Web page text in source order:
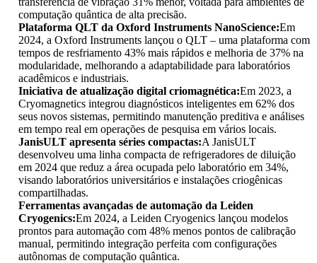
computação quântica de alta precisão.
Plataforma QLT da Oxford Instruments NanoScience:Em
2024, a Oxford Instruments lançou o QLT – uma plataforma com
tempos de resfriamento 43% mais rápidos e melhoria de 37% na
modularidade, melhorando a adaptabilidade para laboratórios
acadêmicos e industriais.
Iniciativa de atualização digital criomagnética:Em 2023, a
Cryomagnetics integrou diagnósticos inteligentes em 62% dos
seus novos sistemas, permitindo manutenção preditiva e análises
em tempo real em operações de pesquisa em vários locais.
JanisULT apresenta séries compactas:A JanisULT
desenvolveu uma linha compacta de refrigeradores de diluição
em 2024 que reduz a área ocupada pelo laboratório em 34%,
visando laboratórios universitários e instalações criogênicas
compartilhadas.
Ferramentas avançadas de automação da Leiden
Cryogenics:Em 2024, a Leiden Cryogenics lançou modelos
prontos para automação com 48% menos pontos de calibração
manual, permitindo integração perfeita com configurações
autônomas de computação quântica.